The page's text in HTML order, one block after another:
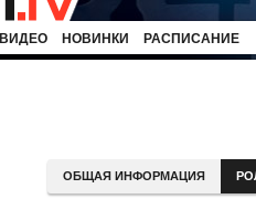
ВИДЕО НОВИНКИ РАСПИСАНИЕ
ОБЩАЯ ИНФОРМАЦИЯ